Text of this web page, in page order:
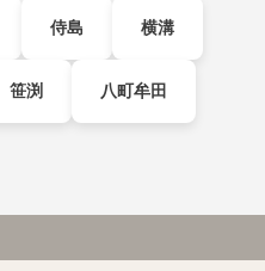
侍島 横溝
笹渕 八町牟田